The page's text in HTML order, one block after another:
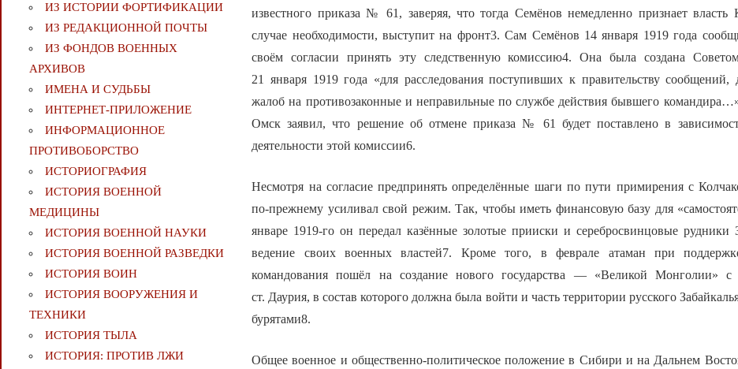
известного приказа № 61, заверяя, что тогда Семёнов немедленно признает власть
случае необходимости, выступит на фронт3. Сам Семёнов 14 января 1919 года
своём согласии принять эту следственную комиссию4. Она была создана
21 января 1919 года «для расследования поступивших к правительству сообщений,
жалоб на противозаконные и неправильные по службе действия бывшего
Омск заявил, что решение об отмене приказа № 61 будет поставлено в
деятельности этой комиссии6.
Несмотря на согласие предпринять определённые шаги по пути примирения с
по-прежнему усиливал свой режим. Так, чтобы иметь финансовую базу для
январе 1919-го он передал казённые золотые прииски и серебросвинцовые рудники
ведение своих военных властей7. Кроме того, в феврале атаман при
командования пошёл на создание нового государства — «Великой Монголии» с
ст. Даурия, в состав которого должна была войти и часть территории русского
бурятами8.
Общее военное и общественно-политическое положение в Сибири и на Дальнем
ИЗ ИСТОРИИ ФОРТИФИКАЦИИ
ИЗ РЕДАКЦИОННОЙ ПОЧТЫ
ИЗ ФОНДОВ ВОЕННЫХ
АРХИВОВ
ИМЕНА И СУДЬБЫ
ИНТЕРНЕТ-ПРИЛОЖЕНИЕ
ИНФОРМАЦИОННОЕ
ПРОТИВОБОРСТВО
ИСТОРИОГРАФИЯ
ИСТОРИЯ ВОЕННОЙ
МЕДИЦИНЫ
ИСТОРИЯ ВОЕННОЙ НАУКИ
ИСТОРИЯ ВОЕННОЙ РАЗВЕДКИ
ИСТОРИЯ ВОИН
ИСТОРИЯ ВООРУЖЕНИЯ И
ТЕХНИКИ
ИСТОРИЯ ТЫЛА
ИСТОРИЯ: ПРОТИВ ЛЖИ